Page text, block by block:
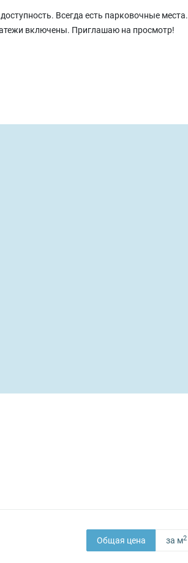
Всегда есть парковочные места.
включены. Приглашаю на просмотр!
Общая цена за м2